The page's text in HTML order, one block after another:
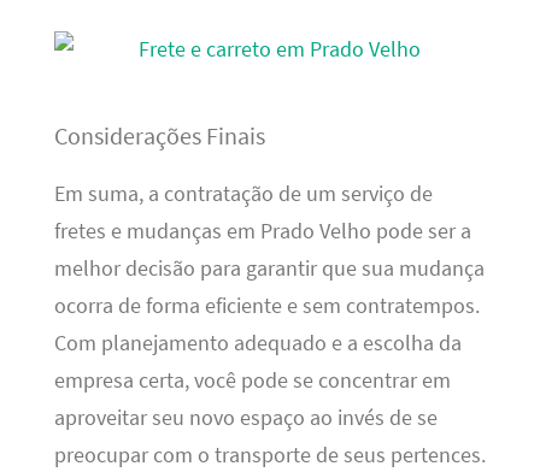
Considerações Finais
Em suma, a contratação de um serviço de
fretes e mudanças em Prado Velho pode ser a
melhor decisão para garantir que sua mudança
ocorra de forma eficiente e sem contratempos.
Com planejamento adequado e a escolha da
empresa certa, você pode se concentrar em
aproveitar seu novo espaço ao invés de se
preocupar com o transporte de seus pertences.